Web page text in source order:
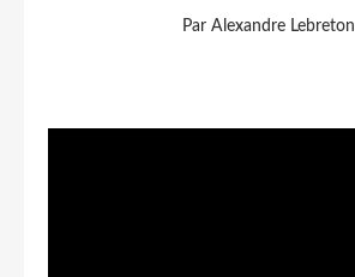
Par Alexandre Lebreton